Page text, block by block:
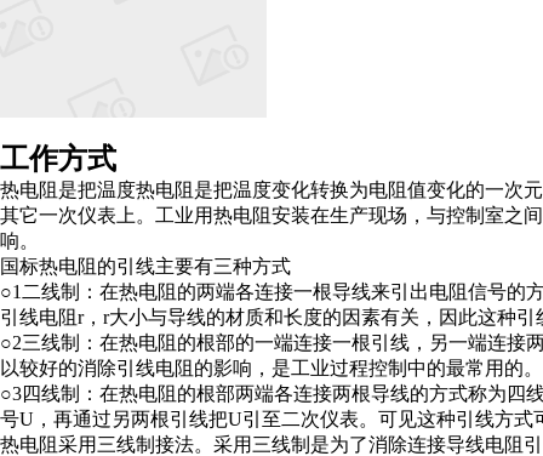
工作方式
热电阻是把温度热电阻是把温度变化转换为电阻值变化的一次
其它一次仪表上。工业用热电阻安装在生产现场，与控制室之
响。
国标热电阻的引线主要有三种方式
○1二线制：在热电阻的两端各连接一根导线来引出电阻信号的
引线电阻r，r大小与导线的材质和长度的因素有关，因此这种
○2三线制：在热电阻的根部的一端连接一根引线，另一端连接
以较好的消除引线电阻的影响，是工业过程控制中的最常用的。
○3四线制：在热电阻的根部两端各连接两根导线的方式称为四
号U，再通过另两根引线把U引至二次仪表。可见这种引线方
热电阻采用三线制接法。采用三线制是为了消除连接导线电阻